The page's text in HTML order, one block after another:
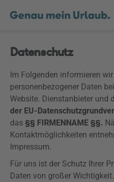
Datenschutz
Im Folgenden informieren
personenbezogener Daten
Website. Dienstanbieter und
der EU-
das §§ FIRMENNAME §§.
Kontaktmöglichkeiten
Impressum.
Für uns ist der Schutz Ihrer
Daten von großer